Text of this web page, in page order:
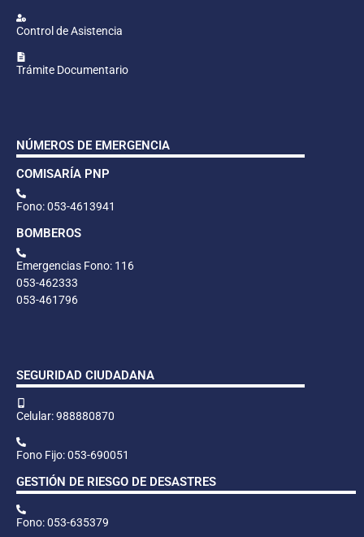
Control de Asistencia
Trámite Documentario
NÚMEROS DE EMERGENCIA
COMISARÍA PNP
Fono: 053-4613941
BOMBEROS
Emergencias Fono: 116
053-462333
053-461796
SEGURIDAD CIUDADANA
Celular: 988880870
Fono Fijo: 053-690051
GESTIÓN DE RIESGO DE DESASTRES
Fono: 053-635379